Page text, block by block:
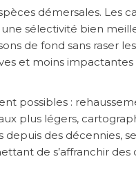
démersales. Les
sélectivité bien
de fond sans raser
et moins
possibles :
plus légers,
depuis des décennies,
de s’affranchir des